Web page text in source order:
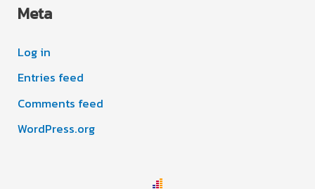
Meta
Log in
Entries feed
Comments feed
WordPress.org